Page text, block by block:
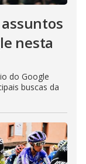
assuntos
nesta
do Google
buscas da